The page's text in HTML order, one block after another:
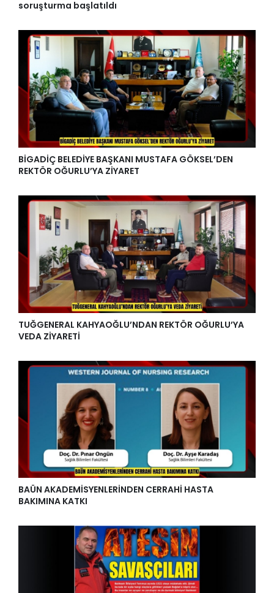
soruşturma başlatıldı
BİGADİÇ BELEDİYE BAŞKANI MUSTAFA GÖKSEL’DEN
REKTÖR OĞURLU’YA ZİYARET
TUĞGENERAL KAHYAOĞLU’NDAN REKTÖR OĞURLU’YA
VEDA ZİYARETİ
BAÜN AKADEMİSYENLERİNDEN CERRAHİ HASTA
BAKIMINA KATKI